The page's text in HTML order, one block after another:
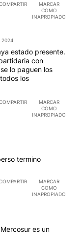
MARCAR
COMO
INAPROPIADO
2024
estado presente.
con
lo paguen los
los
MARCAR
COMO
INAPROPIADO
termino
MARCAR
COMO
INAPROPIADO
es un